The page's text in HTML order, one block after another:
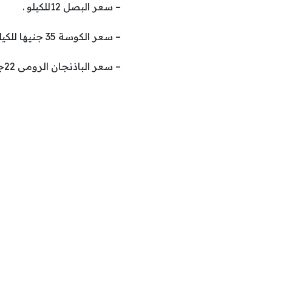
– سعر البصل 12للكيلو .
– سعر الكوسة 35 جنيها للكيلو .
– سعر الباذنجان الرومى 22جنيها للكيلو .